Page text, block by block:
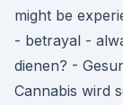
might be
- betrayal -
dienen? -
Cannabis wird